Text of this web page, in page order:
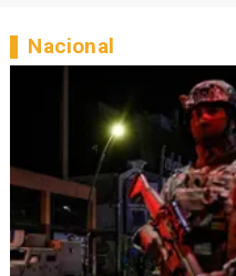
Nacional